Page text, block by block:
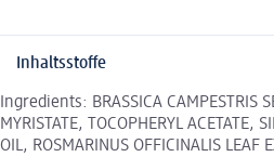
Inhaltsstoffe
Ingredients: BRASSICA CAMPESTRIS
MYRISTATE, TOCOPHERYL ACETATE,
OIL, ROSMARINUS OFFICINALIS LEAF